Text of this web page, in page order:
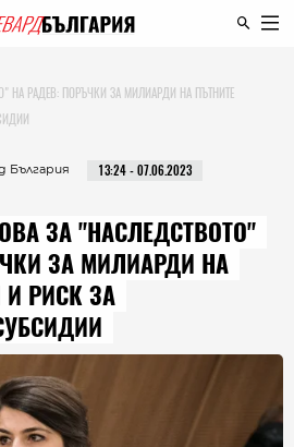
НА РАДЕВ: ПОРЪЧКИ ЗА МИЛИАРДИ НА ПЪТНИТЕ
България 13:24 - 07.06.2023
ЗА "НАСЛЕДСТВОТО"
ЗА МИЛИАРДИ НА
РИСК ЗА